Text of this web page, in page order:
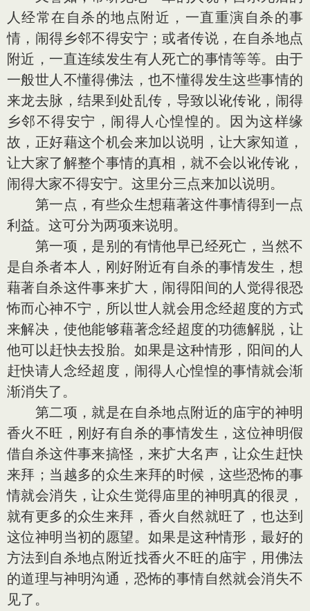
人经常在自杀的地点附近，一直重演自杀的事
情，闹得乡邻不得安宁；或者传说，在自杀地点
附近，一直连续发生有人死亡的事情等等。由于
一般世人不懂得佛法，也不懂得发生这些事情的
来龙去脉，结果到处乱传，导致以讹传讹，闹得
乡邻不得安宁，闹得人心惶惶的。因为这样缘
故，正好藉这个机会来加以说明，让大家知道，
让大家了解整个事情的真相，就不会以讹传讹，
闹得大家不得安宁。这里分三点来加以说明。
第一点，有些众生想藉著这件事情得到一点
利益。这可分为两项来说明。
第一项，是别的有情他早已经死亡，当然不
是自杀者本人，刚好附近有自杀的事情发生，想
藉著自杀这件事来扩大，闹得阳间的人觉得很恐
怖而心神不宁，所以世人就会用念经超度的方式
来解决，使他能够藉著念经超度的功德解脱，让
他可以赶快去投胎。如果是这种情形，阳间的人
赶快请人念经超度，闹得人心惶惶的事情就会渐
渐消失了。
第二项，就是在自杀地点附近的庙宇的神明
香火不旺，刚好有自杀的事情发生，这位神明假
借自杀这件事来搞怪，来扩大名声，让众生赶快
来拜；当越多的众生来拜的时候，这些恐怖的事
情就会消失，让众生觉得庙里的神明真的很灵，
就有更多的众生来拜，香火自然就旺了，也达到
这位神明当初的愿望。如果是这种情形，最好的
方法到自杀地点附近找香火不旺的庙宇，用佛法
的道理与神明沟通，恐怖的事情自然就会消失不
见了。